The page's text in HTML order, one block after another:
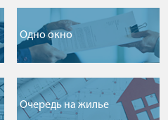
Одно окно
Очередь на жилье